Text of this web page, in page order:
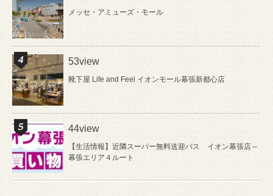
メッセ・アミューズ・モール
53view
靴下屋 Life and Feel イオンモール幕張新都心店
44view
【生活情報】近隣スーパー無料送迎バス イオン幕張店～
幕張エリア４ルート